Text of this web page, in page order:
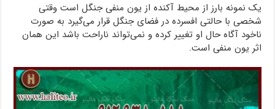
یک نمونه بارز از محیط آکنده از یون منفی جنگل است وقتی
شخصی با حالتی افسرده در فضای جنگل قرار می‌گیرد به صورت
ناخود آگاه حال او تغییر کرده و نمی‌تواند ناراحت باشد این همان
اثر یون منفی است.